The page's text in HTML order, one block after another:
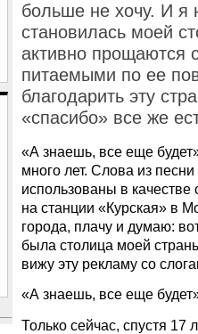
больше не хочу. И я
становилась моей
активно прощаются
питаемыми по ее
благодарить эту
«спасибо» все же
«А знаешь, все еще
много лет. Слова из
использованы в
на станции «Курская» в
города, плачу и думаю:
была столица моей
вижу эту рекламу со
«А знаешь, все еще
Только сейчас, спустя 17